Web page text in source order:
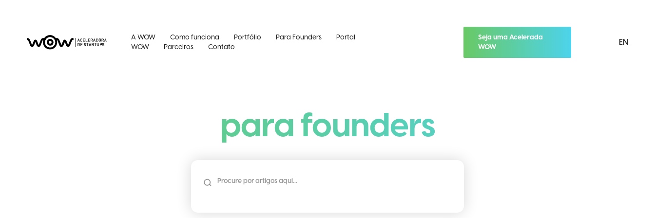
A WOW Como funciona Portfólio Para Founders
Portal
WOW
Parceiros Contato
Seja uma Acelerada
WOW
EN
para founders